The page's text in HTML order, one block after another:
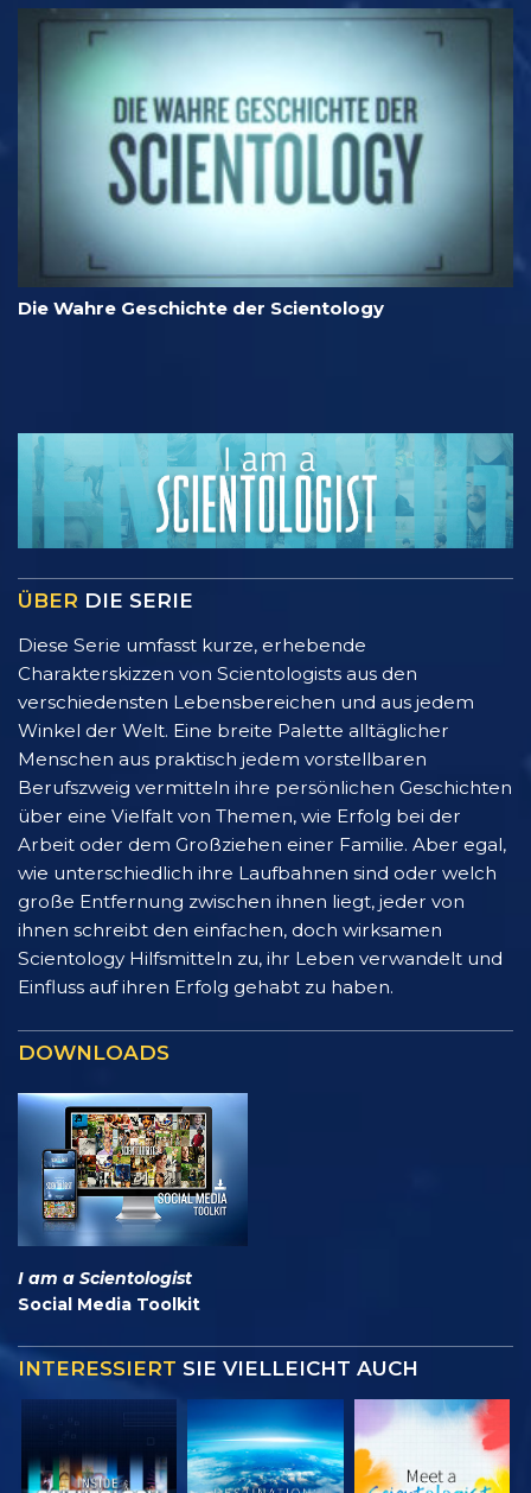
Die Wahre Geschichte der Scientology
ÜBER DIE SERIE
Diese Serie umfasst kurze, erhebende
Charakterskizzen von Scientologists aus den
verschiedensten Lebensbereichen und aus jedem
Winkel der Welt. Eine breite Palette alltäglicher
Menschen aus praktisch jedem vorstellbaren
Berufszweig vermitteln ihre persönlichen Geschichten
über eine Vielfalt von Themen, wie Erfolg bei der
Arbeit oder dem Großziehen einer Familie. Aber egal,
wie unterschiedlich ihre Laufbahnen sind oder welch
große Entfernung zwischen ihnen liegt, jeder von
ihnen schreibt den einfachen, doch wirksamen
Scientology Hilfsmitteln zu, ihr Leben verwandelt und
Einfluss auf ihren Erfolg gehabt zu haben.
DOWNLOADS
I am a Scientologist
Social Media Toolkit
INTERESSIERT SIE VIELLEICHT AUCH